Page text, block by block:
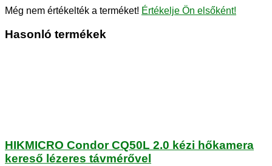
Még nem értékelték a terméket! Értékelje Ön elsőként!
Hasonló termékek
HIKMICRO Condor CQ50L 2.0 kézi hőkamera
kereső lézeres távmérővel